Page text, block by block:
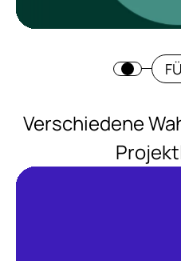
Verschiedene